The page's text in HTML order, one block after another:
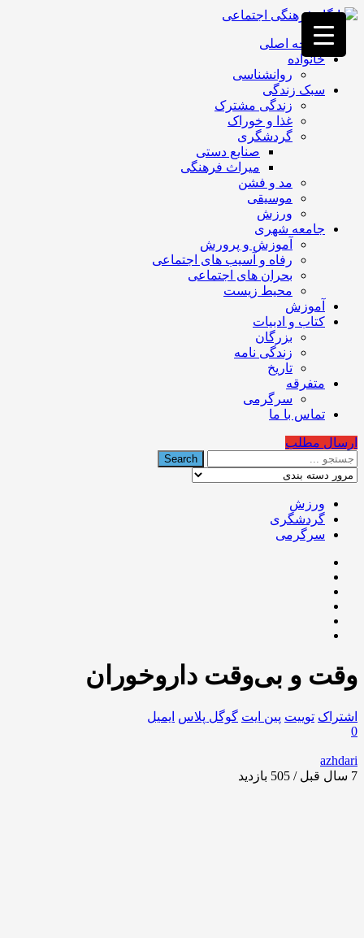
فصد
خون
غرب
تهران
خشکشویی
تصفیه
تهران
صفحه اصلی
خانواده
روانشناسی
سبک زندگی
زندگی مشترک
غذا و خوراک
گردشگری
صنایع دستی
میراث فرهنگی
مد و فشن
موسیقی
ورزش
جامعه شهری
آموزش و پرورش
رفاه و آسیب های اجتماعی
بحران های اجتماعی
محیط زیست
آموزش
کتاب و ادبیات
بزرگان
زندگی نامه
تاریخ
متفرقه
سرگرمی
تماس با ما
ارسال مطلب
ورزش
گردشگری
سرگرمی
وقت و بی‌وقت داروخوران
اشتراک توییت پین ایت گوگل‌ پلاس ایمیل
0
azhdari
7 سال قبل / 505
بازدید